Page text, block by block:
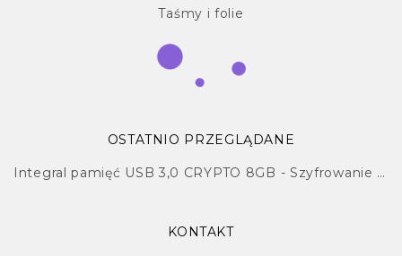
Taśmy i folie
OSTATNIO PRZEGLĄDANE
Integral pamięć USB 3,0 CRYPTO 8GB - Szyfrowanie Sprzętowe AES 256BIT, FIPS197
KONTAKT